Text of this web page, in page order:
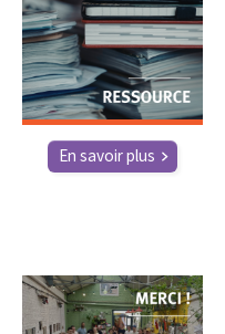
En savoir plus